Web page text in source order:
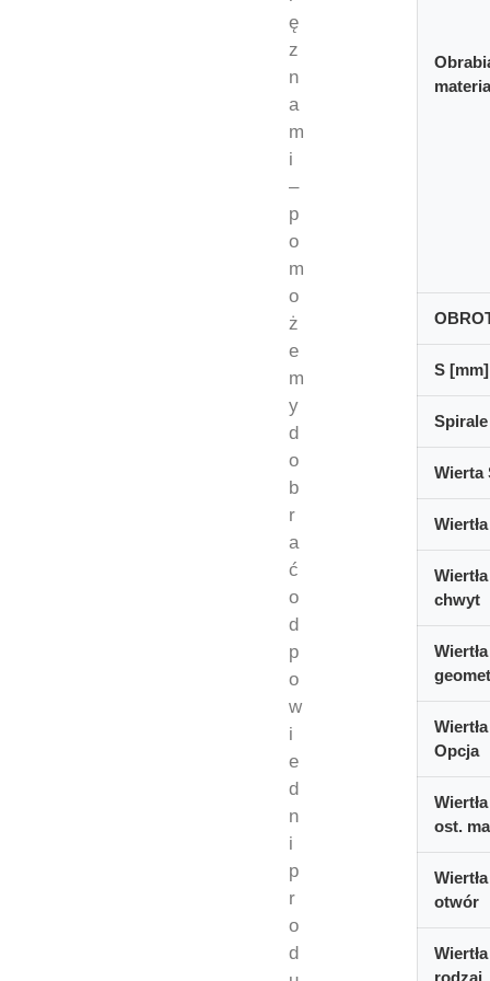
ę
z
n
a
m
i
–
p
o
m
o
ż
e
m
y
d
o
b
r
a
ć
o
d
p
o
w
i
e
d
n
i
p
r
o
d
S [mm]
Spirale
Wierta
Wiertła
Wiertła
chwyt
Wiertła
Wiertła
Opcja
Wiertła
ost.
Wiertła
otwór
Wiertła
rodzaj